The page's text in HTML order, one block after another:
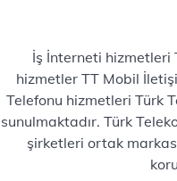
İş İnterneti hizmetleri
hizmetler TT Mobil
Telefonu hizmetleri Türk
sunulmaktadır. Türk
şirketleri ortak